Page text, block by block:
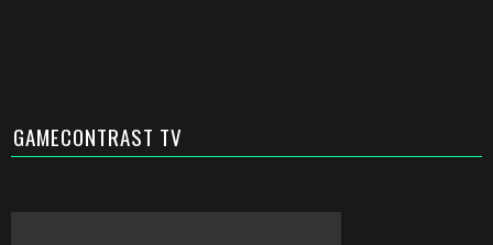
GAMECONTRAST TV